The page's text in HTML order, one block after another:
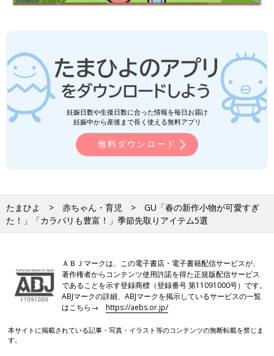
妊娠日数や生後日数に合った情報を毎日お届け
妊娠中から産後まで長く使える無料アプリ
無料ダウンロード
たまひよ 赤ちゃん・育児
GU「春の新作小物が可愛すぎ
た！」「カラバリも豊富！」季節先取りアイテム5選
ＡＢＪマークは、この電子書店・電子書籍配信サービスが、
著作権者からコンテンツ使用許諾を得た正規版配信サービス
であることを示す登録商標（登録番号 第11091000号）です。
ABJマークの詳細、ABJマークを掲示しているサービスの一覧
はこちら→https://aebs.or.jp/
本サイトに掲載されている記事・写真・イラスト等のコンテンツの無断転載を禁じま
す。